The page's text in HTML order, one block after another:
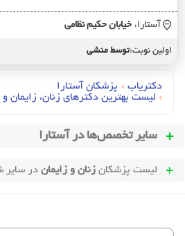
آستارا، خيابان حکيم نظامي
اولین نوبت:توسط منشی
دکتریاب › پزشکان آستارا
› لیست بهترین دکترهای زنان، زایمان و
سایر تخصص‌ها در آستارا
لیست پزشکان زنان و زایمان در سایر